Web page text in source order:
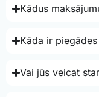
Kādus
Kāda ir
Vai jūs veicat